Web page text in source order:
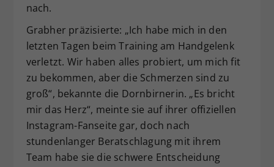
nach.
Grabher präzisierte: „Ich habe mich in den
letzten Tagen beim Training am Handgelenk
verletzt. Wir haben alles probiert, um mich fit
zu bekommen, aber die Schmerzen sind zu
groß“, bekannte die Dornbirnerin. „Es bricht
mir das Herz“, meinte sie auf ihrer offiziellen
Instagram-Fanseite gar, doch nach
stundenlanger Beratschlagung mit ihrem
Team habe sie die schwere Entscheidung